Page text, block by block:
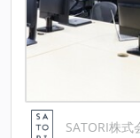
SATORI株式